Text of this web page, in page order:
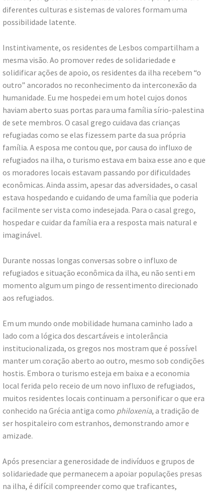
diferentes culturas e sistemas de valores formam uma
possibilidade latente.
Instintivamente, os residentes de Lesbos compartilham a
mesma visão. Ao promover redes de solidariedade e
solidificar ações de apoio, os residentes da ilha recebem “o
outro” ancorados no reconhecimento da interconexão da
humanidade. Eu me hospedei em um hotel cujos donos
haviam aberto suas portas para uma família sírio-palestina
de sete membros. O casal grego cuidava das crianças
refugiadas como se elas fizessem parte da sua própria
família. A esposa me contou que, por causa do influxo de
refugiados na ilha, o turismo estava em baixa esse ano e que
os moradores locais estavam passando por dificuldades
econômicas. Ainda assim, apesar das adversidades, o casal
estava hospedando e cuidando de uma família que poderia
facilmente ser vista como indesejada. Para o casal grego,
hospedar e cuidar da família era a resposta mais natural e
imaginável.
Durante nossas longas conversas sobre o influxo de
refugiados e situação econômica da ilha, eu não senti em
momento algum um pingo de ressentimento direcionado
aos refugiados.
Em um mundo onde mobilidade humana caminho lado a
lado com a lógica dos descartáveis e intolerância
institucionalizada, os gregos nos mostram que é possível
manter um coração aberto ao outro, mesmo sob condições
hostis. Embora o turismo esteja em baixa e a economia
local ferida pelo receio de um novo influxo de refugiados,
muitos residentes locais continuam a personificar o que era
conhecido na Grécia antiga como philoxenia, a tradição de
ser hospitaleiro com estranhos, demonstrando amor e
amizade.
Após presenciar a generosidade de indivíduos e grupos de
solidariedade que permanecem a apoiar populações presas
na ilha, é difícil compreender como que traficantes,